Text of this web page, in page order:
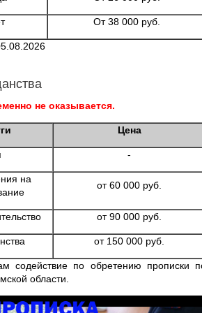
От 38 000 руб.
не оказывается.
Цена
-
на
от 60 000 руб.
от 90 000 руб.
от 150 000 руб.
содействие по обретению прописки
области.